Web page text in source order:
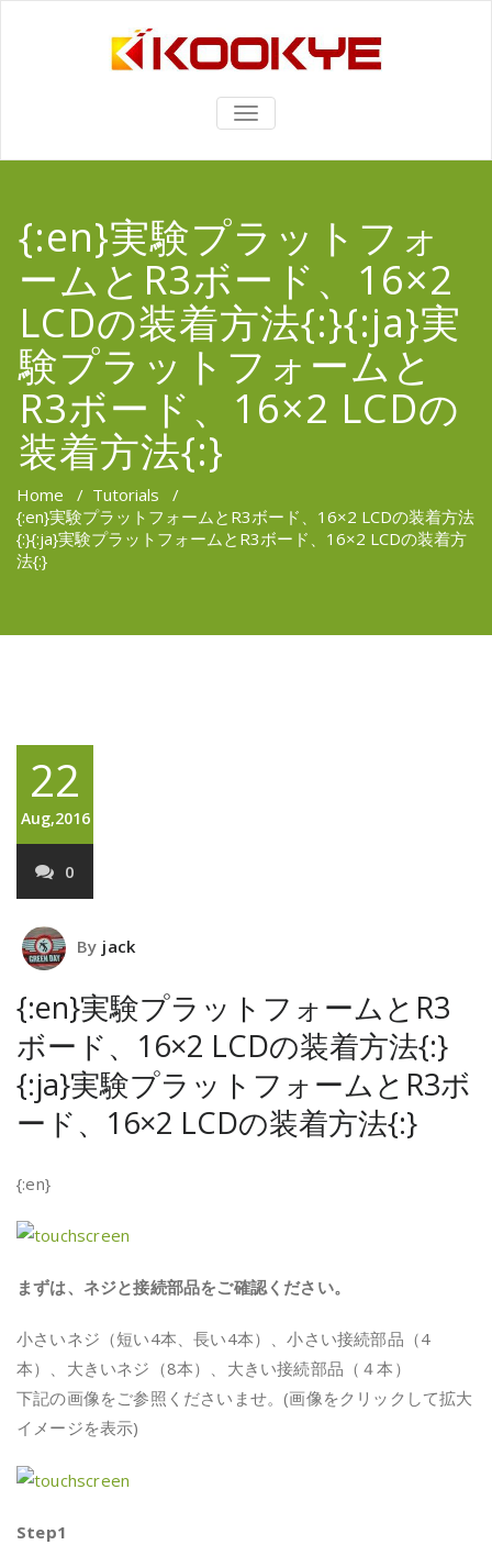
TOGGLE
{:en}実験プラットフォ
ームとR3ボード、16×2
LCDの装着方法{:}{:ja}実
験プラットフォームと
R3ボード、16×2 LCDの
装着方法{:}
Home / Tutorials /
{:en}実験プラットフォームとR3ボード、16×2 LCDの装着方法
{:}{:ja}実験プラットフォームとR3ボード、16×2 LCDの装着方
法{:}
22
Aug,2016
0
By jack
{:en}実験プラットフォームとR3
ボード、16×2 LCDの装着方法{:}
{:ja}実験プラットフォームとR3ボ
ード、16×2 LCDの装着方法{:}
{:en}
まずは、ネジと接続部品をご確認ください。
小さいネジ（短い4本、長い4本）、小さい接続部品（4
本）、大きいネジ（8本）、大きい接続部品（４本）
下記の画像をご参照くださいませ。(画像をクリックして拡大
イメージを表示)
Step1